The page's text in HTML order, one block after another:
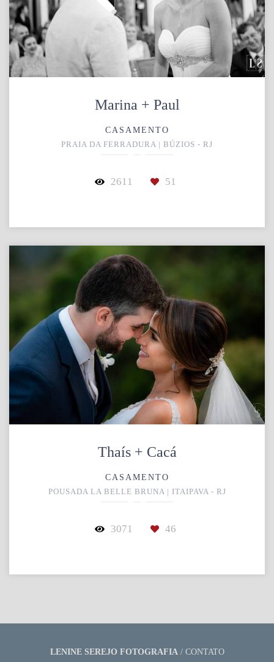
Marina + Paul
CASAMENTO
PRAIA DA FERRADURA | BÚZIOS - RJ
2611 51
Thaís + Cacá
CASAMENTO
POUSADA LA BELLE BRUNA | ITAIPAVA - RJ
3071 46
LENINE SEREJO FOTOGRAFIA/ CONTATO